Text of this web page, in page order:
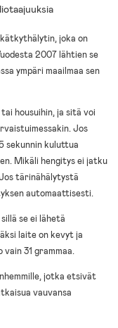
joka on
2007 lähtien se
ympäri maailmaa sen
housuihin, ja sitä voi
Jos
sekunnin kuluttua
Mikäli hengitys ei jatku
tärinähälytystä
automaattisesti.
se ei lähetä
laite on kevyt ja
31 grammaa.
jotka etsivät
vauvansa